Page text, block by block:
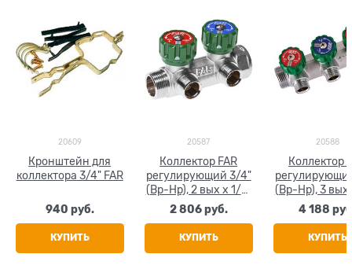
20609
Кронштейн для
коллектора 3/4" FAR
940 руб.
КУПИТЬ
20587
Коллектор FAR
регулирующий 3/4"
(Вр-Нр), 2 вых x 1/2"
НР, под евроконус
2 806 руб.
КУПИТЬ
20588
Коллектор
(Вр-Нр), 3 вых
НР, под
4 188
КУПИТЬ